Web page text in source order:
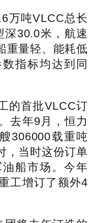
吨VLCC总长
深30.0米，航速
重量轻、能耗低
指标均达到同
首批VLCC订
去年9月，恒力
306000载重吨
，当时这份订单
船市场。今年
工增订了额外4